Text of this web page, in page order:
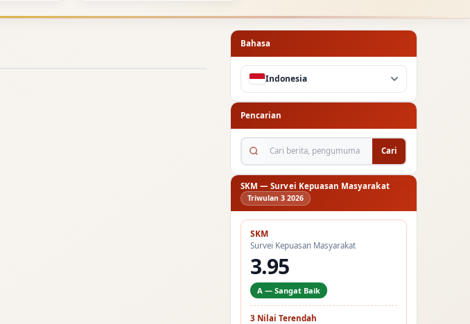
Bahasa
Indonesia
Pencarian
Cari berita, pengumuman...
Cari
SKM — Survei Kepuasan Masyarakat
Triwulan 3 2026
SKM
Survei Kepuasan Masyarakat
3.95
A — Sangat Baik
3 Nilai Terendah